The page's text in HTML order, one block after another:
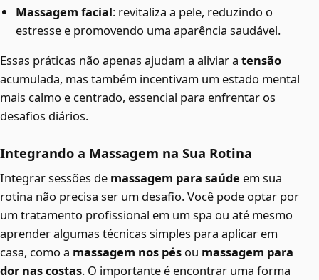
Massagem facial: revitaliza a pele, reduzindo o
estresse e promovendo uma aparência saudável.
Essas práticas não apenas ajudam a aliviar a tensão
acumulada, mas também incentivam um estado mental
mais calmo e centrado, essencial para enfrentar os
desafios diários.
Integrando a Massagem na Sua Rotina
Integrar sessões de massagem para saúde em sua
rotina não precisa ser um desafio. Você pode optar por
um tratamento profissional em um spa ou até mesmo
aprender algumas técnicas simples para aplicar em
casa, como a massagem nos pés ou massagem para
dor nas costas. O importante é encontrar uma forma